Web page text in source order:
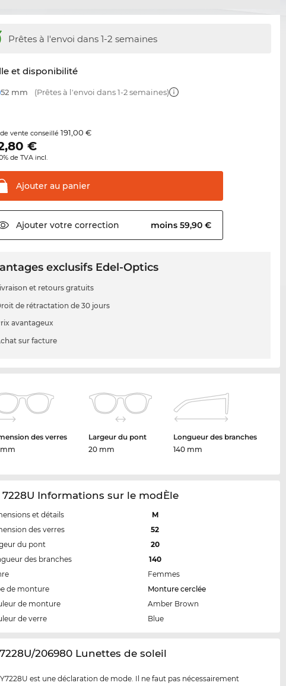
Prêtes à l'envoi dans 1-2 semaines
et disponibilité
52 mm (Prêtes à l'envoi dans 1-2 semaines)
vente conseillé191,00 €
€
de TVA incl.
Ajouter au panier
Ajouter votre correction moins 59,90 €
exclusifs Edel-Optics
et retours gratuits
de rétractation de 30 jours
avantageux
sur facture
des verres
Largeur du pont
20 mm
Longueur des branches
140 mm
7228U Informations sur le modÈle
et détails
M
des verres
52
du pont
20
des branches
140
Femmes
de monture
Monture cerclée
de monture
Amber Brown
de verre
Blue
206980 Lunettes de soleil
est une déclaration de mode. Il ne faut pas nécessairement